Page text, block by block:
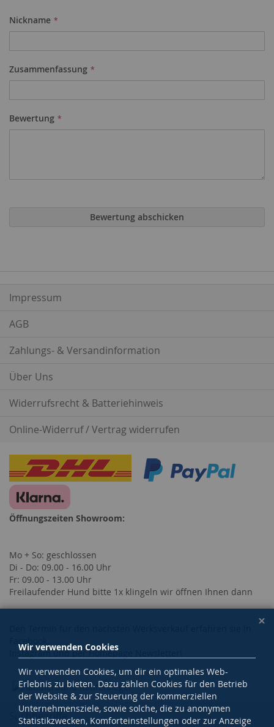
Nickname
Zusammenfassung
Bewertung
Bewertung abschicken
Impressum
AGB
Zahlungs- & Versandinformation
Über Uns
Widerrufsrecht & Batteriehinweis
Online-Widerruf / Vertrag widerrufen
Öffnungszeiten Showroom:
Mo + So: geschlossen
Di - Do: 09.00 - 16.00 Uhr
Fr: 09.00 - 13.00 Uhr
Freilaufender Hund bitte 1x klingeln wir öffnen Ihnen dann
Facebook,
Instagram und per Homepage Newsletter!
Suchbegriffe
Wir verwenden Cookies
Wir verwenden Cookies, um dir ein optimales Web-
Erlebnis zu bieten. Dazu zählen Cookies für den Betrieb
der Website & zur Steuerung der kommerziellen
Unternehmensziele, sowie solche, die zu anonymen
Statistikzwecken, Komforteinstellungen oder zur Anzeige